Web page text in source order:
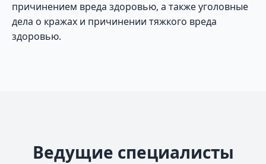
причинением вреда здоровью, а также уголовные
дела о кражах и причинении тяжкого вреда
здоровью.
Ведущие специалисты